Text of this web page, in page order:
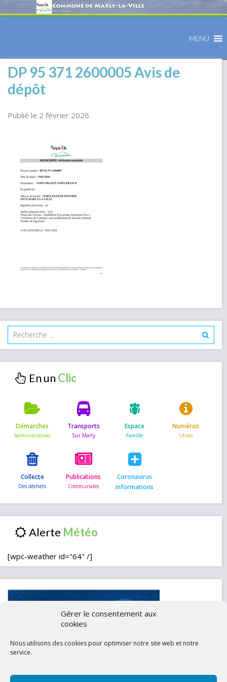
Gérer le consentement aux
cookies
Nous utilisons des cookies pour optimiser notre site web et notre
service.
MENU
DP 95 371 2600005 Avis de
dépôt
Publié le 2 février 2026
En un
Démarches Transports Espace Numéros
Collecte Publications
Coronavirus
informations
Alerte
[wpc-weather id="64" /]